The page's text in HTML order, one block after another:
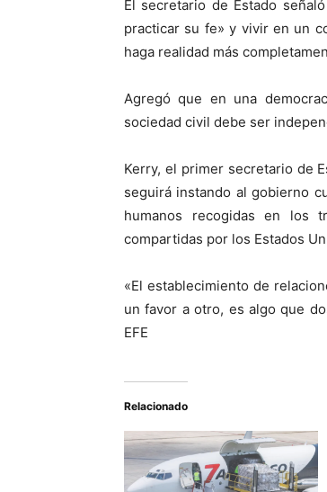
El secretario de Estado
practicar su fe» y vivir en un
haga realidad más
Agregó que en una
sociedad civil debe ser
Kerry, el primer secretario de
seguirá instando al gobierno
humanos recogidas en los
compartidas por los Estados
«El establecimiento de
un favor a otro, es algo que
EFE
Relacionado